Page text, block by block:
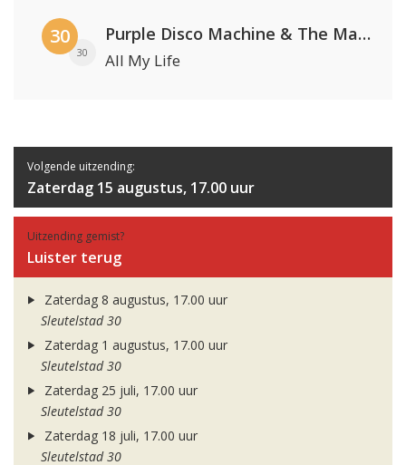
30
30
Purple Disco Machine & The Magician
All My Life
Volgende uitzending:
Zaterdag 15 augustus, 17.00 uur
Uitzending gemist?
Luister terug
Zaterdag 8 augustus, 17.00 uur
Sleutelstad 30
Zaterdag 1 augustus, 17.00 uur
Sleutelstad 30
Zaterdag 25 juli, 17.00 uur
Sleutelstad 30
Zaterdag 18 juli, 17.00 uur
Sleutelstad 30